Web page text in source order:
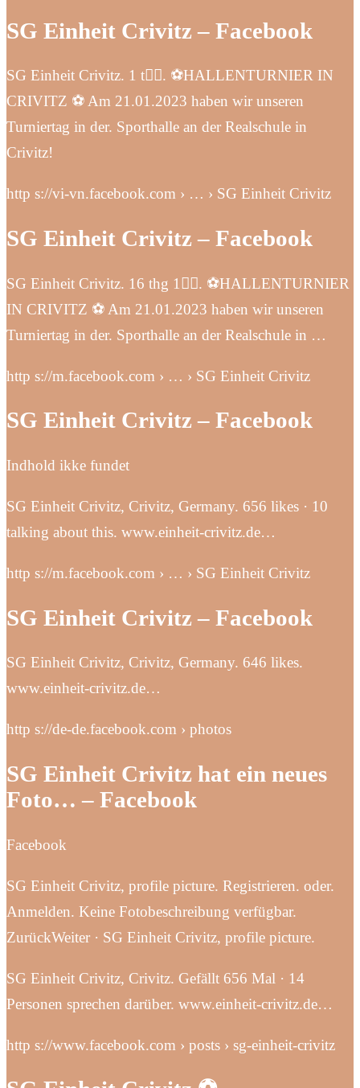
SG Einheit Crivitz – Facebook
SG Einheit Crivitz. 1 t󰞋󰟠. ⚽️HALLENTURNIER IN
CRIVITZ ⚽️ Am 21.01.2023 haben wir unseren
Turniertag in der. Sporthalle an der Realschule in
Crivitz!
http s://vi-vn.facebook.com › … › SG Einheit Crivitz
SG Einheit Crivitz – Facebook
SG Einheit Crivitz. 16 thg 1󰞋󰟠. ⚽️HALLENTURNIER
IN CRIVITZ ⚽️ Am 21.01.2023 haben wir unseren
Turniertag in der. Sporthalle an der Realschule in …
http s://m.facebook.com › … › SG Einheit Crivitz
SG Einheit Crivitz – Facebook
Indhold ikke fundet
SG Einheit Crivitz, Crivitz, Germany. 656 likes · 10
talking about this. www.einheit-crivitz.de…
http s://m.facebook.com › … › SG Einheit Crivitz
SG Einheit Crivitz – Facebook
SG Einheit Crivitz, Crivitz, Germany. 646 likes.
www.einheit-crivitz.de…
http s://de-de.facebook.com › photos
SG Einheit Crivitz hat ein neues
Foto… – Facebook
Facebook
SG Einheit Crivitz, profile picture. Registrieren. oder.
Anmelden. Keine Fotobeschreibung verfügbar.
ZurückWeiter · SG Einheit Crivitz, profile picture.
SG Einheit Crivitz, Crivitz. Gefällt 656 Mal · 14
Personen sprechen darüber. www.einheit-crivitz.de…
http s://www.facebook.com › posts › sg-einheit-crivitz️